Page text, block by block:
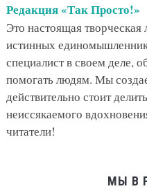
Редакция «Так Просто!»
Это настоящая
истинных
специалист в своем деле,
помогать людям. Мы
действительно стоит
неиссякаемого
читатели!
МЫ В